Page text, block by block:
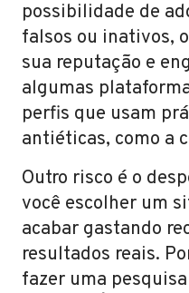
possibilidade de
falsos ou inativos,
sua reputação e
algumas
perfis que usam
antiéticas, como a
Outro risco é o
você escolher um
acabar gastando
resultados reais.
fazer uma